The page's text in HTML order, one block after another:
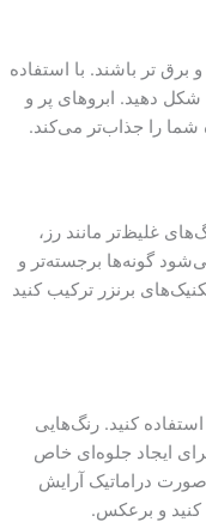
برق تر باشند. با استفاده
شکل دهید. ابروهای پر و
را جذاب‌تر می‌کند.
غلیظ‌تر مانند رز،
گونه‌ها برجسته‌تر و
برنزر ترکیب کنید
کنید. رنگ‌هایی
ایجاد جلوه‌ای خاص
دراماتیک آرایش
کنید و برعکس.